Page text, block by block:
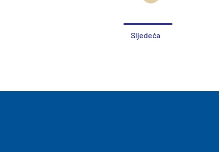
Sljedeća